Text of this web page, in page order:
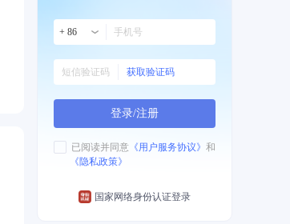
+ 86
获取验证码
登录/注册
已阅读并同意 《用户服务协议》 和
《隐私政策》
国家网络身份认证登录